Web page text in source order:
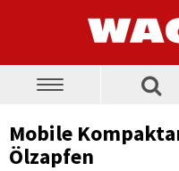
Toggle
Mobile
Ölzapfen